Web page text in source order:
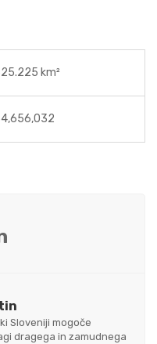
km²
Sloveniji mogoče
dragega in zamudnega